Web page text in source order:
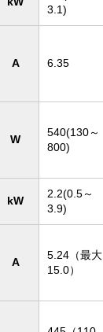
3.1)
A 6.35
W
540(130～
800)
kW
2.2(0.5～
3.9)
A
5.24（最大
15.0）